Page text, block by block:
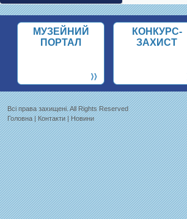
МУЗЕЙНИЙ
ПОРТАЛ
КОНКУРС-
ЗАХИСТ
Всi права захищенi. All Rights Reserved
Головна |Контакти |Новини